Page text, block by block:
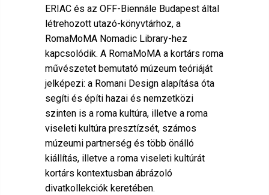
ERIAC és az OFF-Biennále Budapest által
létrehozott utazó-könyvtárhoz, a
RomaMoMA Nomadic Library-hez
kapcsolódik. A RomaMoMA a kortárs roma
művészetet bemutató múzeum teóriáját
jelképezi: a Romani Design alapítása óta
segíti és építi hazai és nemzetközi
szinten is a roma kultúra, illetve a roma
viseleti kultúra presztízsét, számos
múzeumi partnerség és több önálló
kiállítás, illetve a roma viseleti kultúrát
kortárs kontextusban ábrázoló
divatkollekciók keretében.